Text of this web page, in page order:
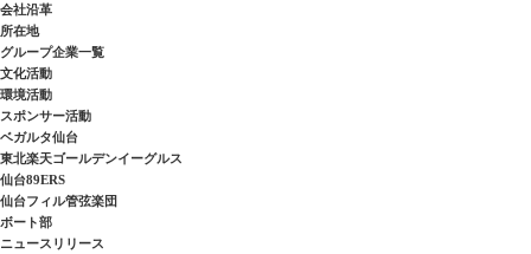
会社沿革
所在地
グループ企業一覧
文化活動
環境活動
スポンサー活動
ベガルタ仙台
東北楽天ゴールデンイーグルス
仙台89ERS
仙台フィル管弦楽団
ボート部
ニュースリリース